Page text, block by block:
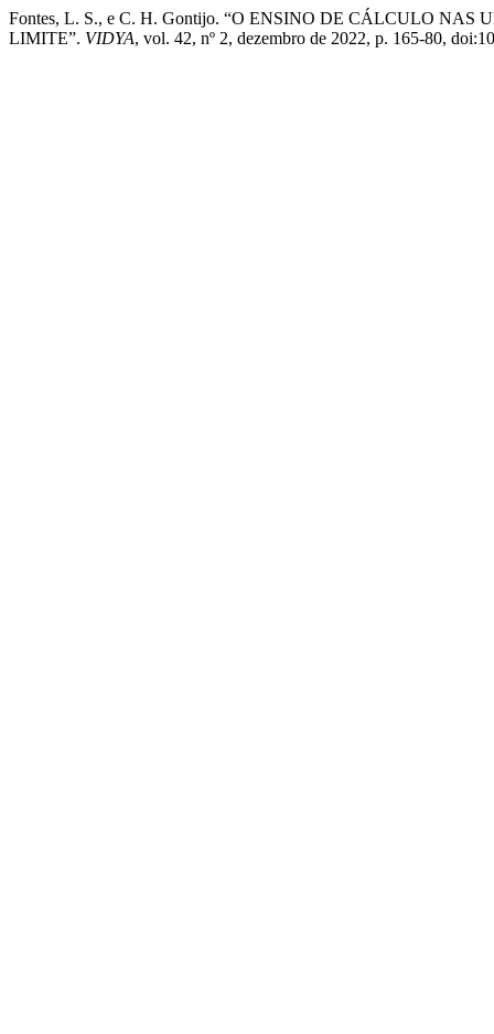
Fontes, L. S., e C. H. Gontijo. “O ENSINO DE CÁLCULO
LIMITE”. VIDYA, vol. 42, nº 2, dezembro de 2022, p. 165-80,